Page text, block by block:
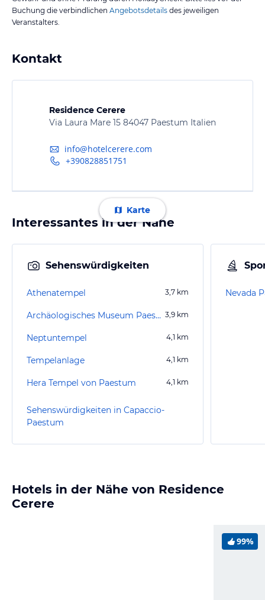
Buchung die verbindlichen Angebotsdetails des jeweiligen
Veranstalters.
Kontakt
Residence Cerere
Via Laura Mare 15 84047 Paestum Italien
info@hotelcerere.com
+390828851751
Karte
Interessantes in der Nähe
Sehenswürdigkeiten
Athenatempel 3,7 km
Archäologisches Museum Paestum 3,9 km
Neptuntempel 4,1 km
Tempelanlage 4,1 km
Hera Tempel von Paestum 4,1 km
Sehenswürdigkeiten in Capaccio-
Paestum
Nevada
Hotels in der Nähe von Residence
Cerere
99%